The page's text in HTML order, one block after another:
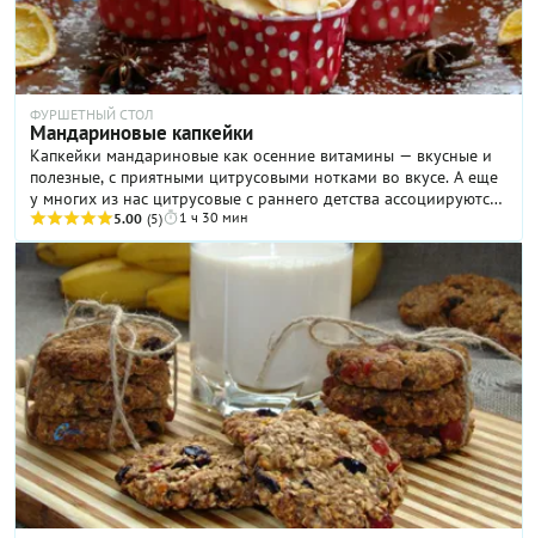
ФУРШЕТНЫЙ СТОЛ
Мандариновые капкейки
Капкейки мандариновые как осенние витамины — вкусные и
полезные, с приятными цитрусовыми нотками во вкусе. А еще
у многих из нас цитрусовые с раннего детства ассоциируются
с Новым годом! Но обычными мандаринами уже никого не
удивить. Поэтому, чтобы не нарушать прекрасную
новогоднюю традицию, предлагаю приготовить мандариновые
капкейки со вкусом и ароматом воспоминаний, которые
унесут нас в счастливое детство, под новогоднюю елочку с
добрым Дедом Морозом и его любимой внучкой Снегурочкой.
5.00 (5) 1 ч 30 мин